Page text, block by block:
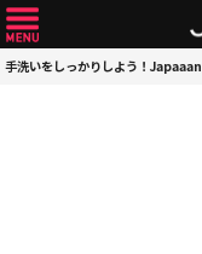
手洗いをしっかりしよう！Japaaan